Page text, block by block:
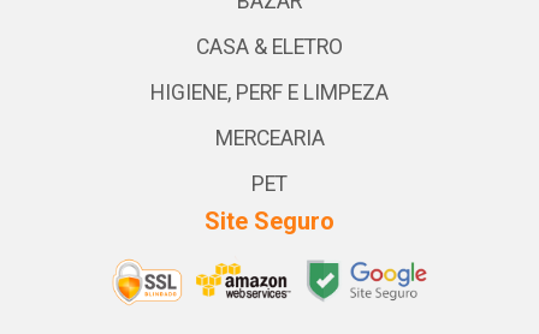
CASA & ELETRO
HIGIENE, PERF E LIMPEZA
MERCEARIA
PET
Site Seguro